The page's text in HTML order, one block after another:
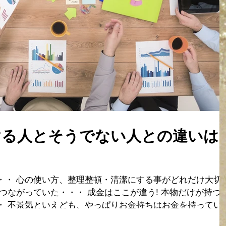
人とそうでない人との違いは
・ 心の使い方、整理整頓・清潔にする事がどれだけ大切
ながっていた・・・ 成金はここが違う! 本物だけが持つ
不景気といえども、やっぱりお金持ちはお金を持ってい